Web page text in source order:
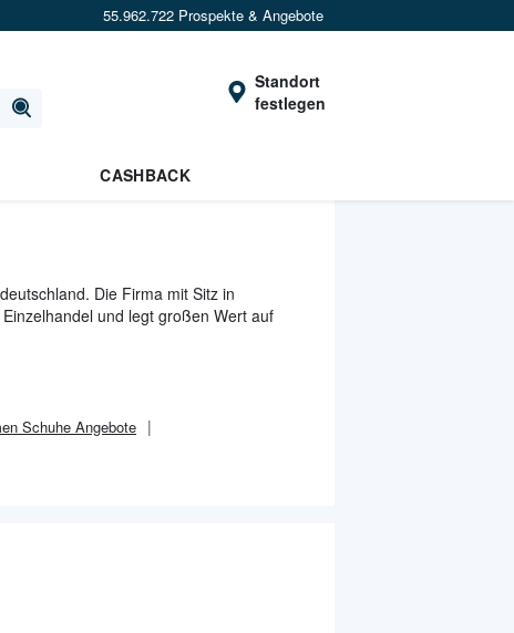
55.962.722 Prospekte & Angebote
Standort
festlegen
CASHBACK
Die Firma mit Sitz in
und legt großen Wert auf
Schuhe Angebote